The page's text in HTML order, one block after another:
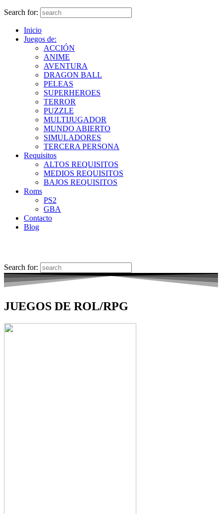
Search for:
Inicio
Juegos de:
ACCIÓN
ANIME
AVENTURA
DRAGON BALL
PELEAS
SUPERHEROES
TERROR
PUZZLE
MULTIJUGADOR
MUNDO ABIERTO
SIMULADORES
TERCERA PERSONA
Requisitos
ALTOS REQUISITOS
MEDIOS REQUISITOS
BAJOS REQUISITOS
Roms
PS2
GBA
Contacto
Blog
Search for:
JUEGOS DE ROL/RPG